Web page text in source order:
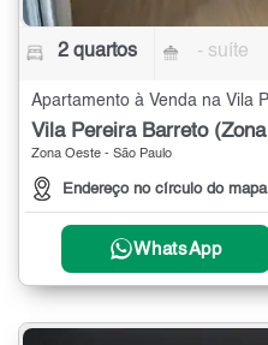
2 quartos - suíte
Zona Oeste - São Paulo
Endereço no círculo do mapa
WhatsApp